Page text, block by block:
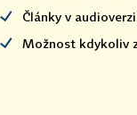
Články v
Možnost kdykoliv